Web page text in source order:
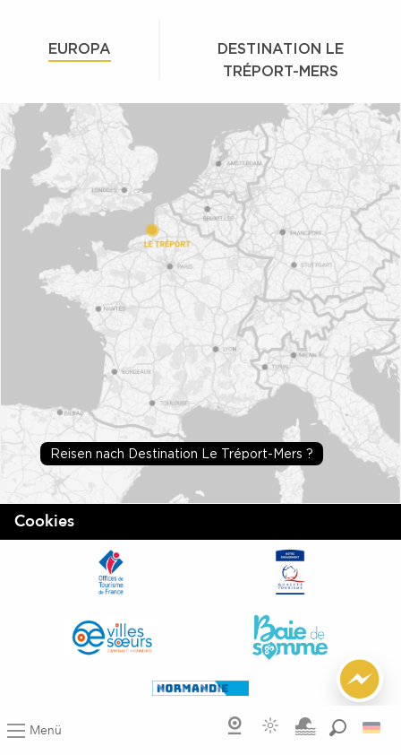
Menü
EUROPA
DESTINATION LE
TRÉPORT-MERS
Reisen nach Destination Le Tréport-Mers ?
Cookies